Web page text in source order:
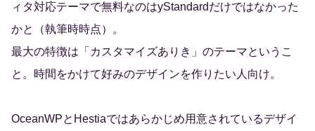
ィタ対応テーマで無料なのはyStandardだけではなかった
かと（執筆時時点）。
最大の特徴は「カスタマイズありき」のテーマというこ
と。時間をかけて好みのデザインを作りたい人向け。
OceanWPとHestiaではあらかじめ用意されているデザイ